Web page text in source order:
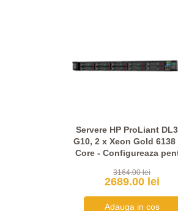
Servere HP ProLiant
G10, 2 x Xeon Gold 6138
Core - Configureaza
3164.00 lei
2689.00 lei